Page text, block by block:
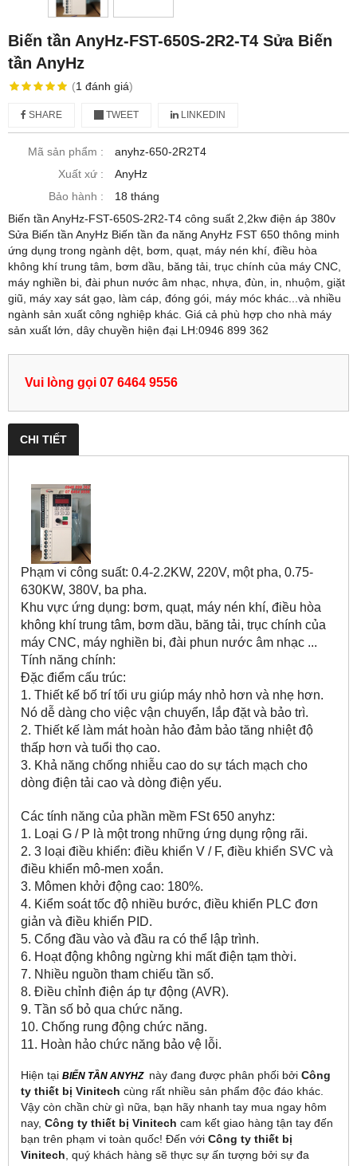
Biến tần AnyHz-FST-650S-2R2-T4 Sửa Biến
tần AnyHz
(1 đánh giá)
SHARE TWEET LINKEDIN
Mã sản phẩm :
anyhz-650-2R2T4
Xuất xứ :
AnyHz
Bảo hành :
18 tháng
Biến tần AnyHz-FST-650S-2R2-T4 công suất 2,2kw điện áp 380v
Sửa Biến tần AnyHz Biến tần đa năng AnyHz FST 650 thông minh
ứng dụng trong ngành dệt, bơm, quạt, máy nén khí, điều hòa
không khí trung tâm, bơm dầu, băng tải, trục chính của máy CNC,
máy nghiền bi, đài phun nước âm nhạc, nhựa, đùn, in, nhuộm, giặt
giũ, máy xay sát gạo, làm cáp, đóng gói, máy móc khác...và nhiều
ngành sản xuất công nghiệp khác. Giá cả phù hợp cho nhà máy
sản xuất lớn, dây chuyền hiện đại LH:0946 899 362
Vui lòng gọi 07 6464 9556
CHI TIẾT
Phạm vi công suất: 0.4-2.2KW, 220V, một pha, 0.75-
630KW, 380V, ba pha.
Khu vực ứng dụng: bơm, quạt, máy nén khí, điều hòa
không khí trung tâm, bơm dầu, băng tải, trục chính của
máy CNC, máy nghiền bi, đài phun nước âm nhạc ...
Tính năng chính:
Đặc điểm cấu trúc:
1. Thiết kế bố trí tối ưu giúp máy nhỏ hơn và nhẹ hơn.
Nó dễ dàng cho việc vận chuyển, lắp đặt và bảo trì.
2. Thiết kế làm mát hoàn hảo đảm bảo tăng nhiệt độ
thấp hơn và tuổi thọ cao.
3. Khả năng chống nhiễu cao do sự tách mạch cho
dòng điện tải cao và dòng điện yếu.
Các tính năng của phần mềm FSt 650 anyhz:
1. Loại G / P là một trong những ứng dụng rộng rãi.
2. 3 loại điều khiển: điều khiển V / F, điều khiển SVC và
điều khiển mô-men xoắn.
3. Mômen khởi động cao: 180%.
4. Kiểm soát tốc độ nhiều bước, điều khiển PLC đơn
giản và điều khiển PID.
5. Cổng đầu vào và đầu ra có thể lập trình.
6. Hoạt động không ngừng khi mất điện tạm thời.
7. Nhiều nguồn tham chiếu tần số.
8. Điều chỉnh điện áp tự động (AVR).
9. Tần số bỏ qua chức năng.
10. Chống rung động chức năng.
11. Hoàn hảo chức năng bảo vệ lỗi.
Hiện tại BIẾN TẦN ANYHZ này đang được phân phối bởi Công
ty thiết bị Vinitech cùng rất nhiều sản phẩm độc đáo khác.
Vậy còn chần chừ gì nữa, bạn hãy nhanh tay mua ngay hôm
nay, Công ty thiết bị Vinitech cam kết giao hàng tận tay đến
bạn trên phạm vi toàn quốc! Đến với Công ty thiết bị
Vinitech, quý khách hàng sẽ thực sự ấn tượng bởi sự đa